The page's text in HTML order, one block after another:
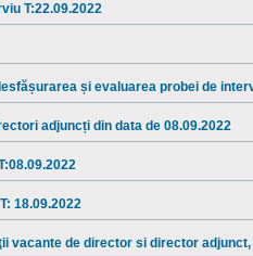
T:22.09.2022
și evaluarea probei de
adjuncți din data de 08.09.2022
18.09.2022
vacante de director si director